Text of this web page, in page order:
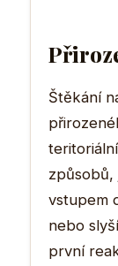
Štěkání
způsobů,
vstupem
nebo
první